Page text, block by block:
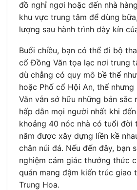
đồ nghỉ ngơi hoặc đến nhà
khu vực trung tâm để dùng
lượng sau hành trình dày kín
Buổi chiều, bạn có thể đi bộ
cổ Đồng Văn tọa lạc nơi trung
dù chẳng có quy mô bề thế
hoặc Phố cổ Hội An, thế
Văn vẫn sở hữu những bản sắc
hấp dẫn mọi người nhất khi
khoảng 40 nóc nhà có tuổi đời
năm được xây dựng liền kề
chân núi đá. Nếu đến đây, bạn
nghiệm cảm giác thưởng thức
quán mang đậm kiến trúc giao
Trung Hoa.